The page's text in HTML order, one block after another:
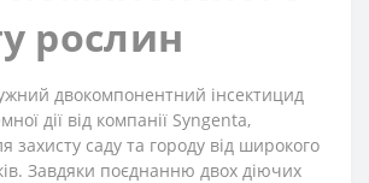
рослин
двокомпонентний інсектицид
дії від компанії Syngenta,
захисту саду та городу від широкого
Завдяки поєднанню двох діючих